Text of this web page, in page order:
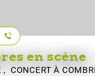
en scène
, CONCERTÀ